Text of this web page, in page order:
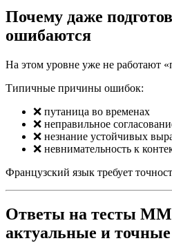
Почему даже
ошибаются
На этом уровне уже не работают
Типичные причины ошибок:
❌ путаница во временах
❌ неправильное
❌ незнание устойчивых
❌ невнимательность к
Французский язык требует
Ответы на тесты
актуальные и точные